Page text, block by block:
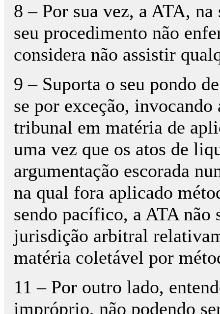
8 – Por sua vez, a ATA,
seu procedimento não
considera não assistir
9 – Suporta o seu pondo
se por exceção,
tribunal em matéria de
uma vez que os atos de
argumentação escorada
na qual fora aplicado
sendo pacífico, a ATA não
jurisdição arbitral
matéria coletável por
11 – Por outro lado,
impróprio, não podendo